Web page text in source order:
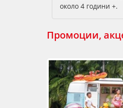
около 4 години +.
Промоции,